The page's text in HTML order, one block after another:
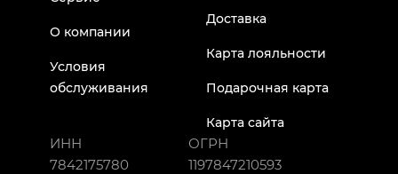
О компании
Условия
обслуживания
Доставка
Карта лояльности
Подарочная карта
Карта сайта
ИНН
7842175780
ОГРН
1197847210593